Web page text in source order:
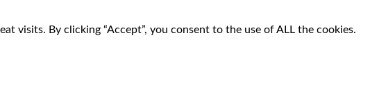
visits. By clicking “Accept”, you consent to the use of ALL the cookies.